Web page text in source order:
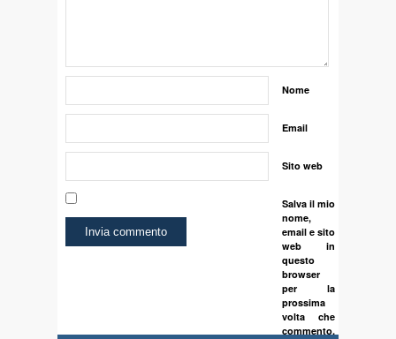
Nome
Email
Sito web
Salva il mio
nome,
email e sito
web in
questo
browser
per la
prossima
volta che
commento.